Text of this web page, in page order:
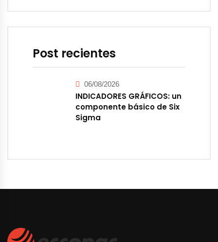
Post recientes
06/08/2026
INDICADORES GRÁFICOS: un
componente básico de Six
Sigma